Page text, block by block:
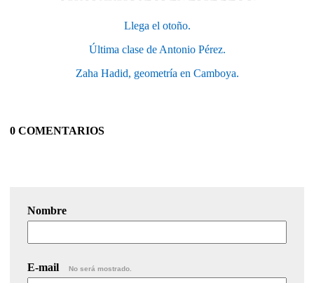
Llega el otoño.
Última clase de Antonio Pérez.
Zaha Hadid, geometría en Camboya.
0 COMENTARIOS
Nombre
E-mail No será mostrado.